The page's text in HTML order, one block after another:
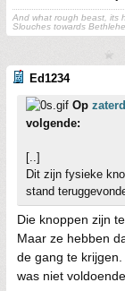
And what rough beast, its
Slouches towards
Ed1234
Op
volgende:
[..]
Dit zijn fysieke
stand
Die knoppen zijn
Maar ze hebben
de gang te
was niet voldoende.